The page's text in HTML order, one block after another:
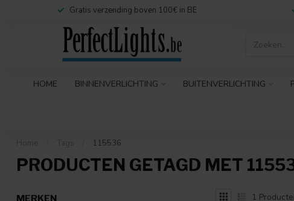
Gratis verzending boven 100€ in BE
HOME BINNENVERLICHTING BUITENVERLICHTING
Home Tags 115536
PRODUCTEN GETAGD MET
MERKEN 1